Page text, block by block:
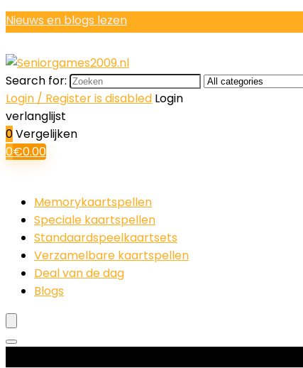
Nieuws en blogs lezen
Search for:
Login / Register is disabled Login
verlanglijst
0Vergelijken
0€0.00
Memorykaartspellen
Speciale kaartspellen
Standaardspeelkaartsets
Verzamelbare kaartspellen
Deal van de dag
Blogs